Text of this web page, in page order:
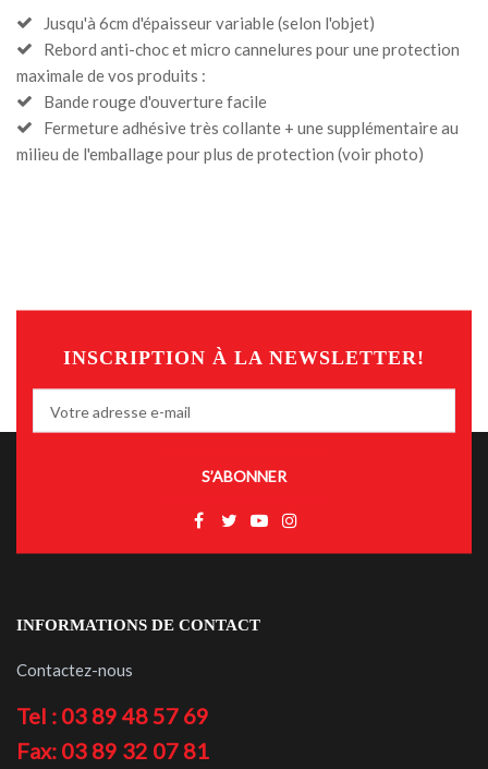
Jusqu'à 6cm d'épaisseur variable (selon l'objet)
Rebord anti-choc et micro cannelures pour une protection
maximale de vos produits :
Bande rouge d'ouverture facile
Fermeture adhésive très collante + une supplémentaire au
milieu de l'emballage pour plus de protection (voir photo)
INSCRIPTION À LA NEWSLETTER!
S’ABONNER
INFORMATIONS DE CONTACT
Contactez-nous
Tel : 03 89 48 57 69
Fax: 03 89 32 07 81